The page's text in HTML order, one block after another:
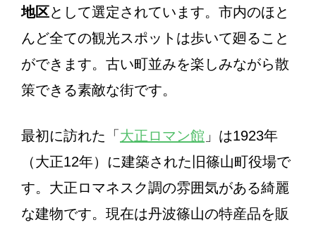
地区として選定されています。市内のほと
んど全ての観光スポットは歩いて廻ること
ができます。古い町並みを楽しみながら散
策できる素敵な街です。
最初に訪れた「 大正ロマン館 」は1923年
（大正12年）に建築された旧篠山町役場で
す。大正ロマネスク調の雰囲気がある綺麗
な建物です。現在は丹波篠山の特産品を販